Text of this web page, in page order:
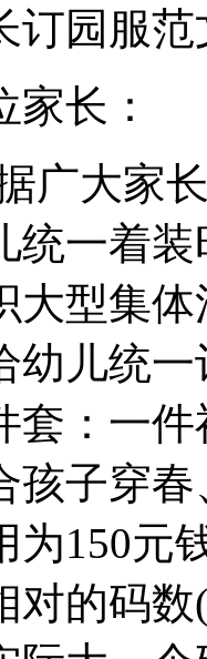
订园服范
长：
大家长
统一着
大型集
幼儿统
套：一
孩子穿
为150元
对的码